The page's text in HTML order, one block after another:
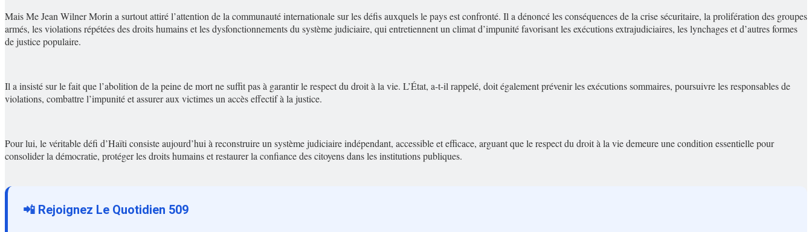
Mais Me Jean Wilner Morin a surtout attiré l’attention de la communauté internationale sur les défis auxquels le pays est confronté. Il a dénoncé les conséquences de la crise sécuritaire, la prolifération des groupes
armés, les violations répétées des droits humains et les dysfonctionnements du système judiciaire, qui entretiennent un climat d’impunité favorisant les exécutions extrajudiciaires, les lynchages et d’autres formes
de justice populaire.
Il a insisté sur le fait que l’abolition de la peine de mort ne suffit pas à garantir le respect du droit à la vie. L’État, a-t-il rappelé, doit également prévenir les exécutions sommaires, poursuivre les responsables de
violations, combattre l’impunité et assurer aux victimes un accès effectif à la justice.
Pour lui, le véritable défi d’Haïti consiste aujourd’hui à reconstruire un système judiciaire indépendant, accessible et efficace, arguant que le respect du droit à la vie demeure une condition essentielle pour
consolider la démocratie, protéger les droits humains et restaurer la confiance des citoyens dans les institutions publiques.
📲 Rejoignez Le Quotidien 509